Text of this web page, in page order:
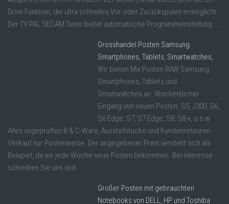
Drive Funktion, die ultra schnelles Vor-oder Zurückspulen ermöglicht.
Der TV PAL SECAM Tuner bietet automatische Programmeinstellung ...
Grosshandel Posten Samsung
Smartphones, Tablets, Smartwatches,
Wir bieten Mix Posten RAW Samsung
Smartphones, Tablets und
Smartwatches an. Wochentlicher
Eingang von neuen Posten. S5, J300, S6,
S6 Edge, S7, S7 Edge, S8, S8 +, u.s.w
Alles ungeprüften B & C-Ware, Ausstellstucke und Kundenretouren.
Verkauf nur Postenweise. Der angegebener Preis versteht sich als
Beispiel, da wir jede Woche neue Posten bekommen. Bei interesse
schreiben Sie uns und ...
Großer Posten mit gebrauchten
Notebooks von DELL, HP und Toshiba